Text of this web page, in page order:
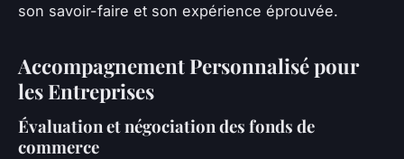
son savoir-faire et son expérience éprouvée.
Accompagnement Personnalisé pour
les Entreprises
Évaluation et négociation des fonds de
commerce